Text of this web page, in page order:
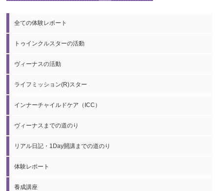
全ての体験レポート
トゥインクルスターの活動
ヴィーナスの活動
ライフミッション(R)スター
インナーチャイルドケア（ICC）
ヴィーナスまでの道のり
リアル日記・1Day開講までの道のり
体験レポート
養成講座